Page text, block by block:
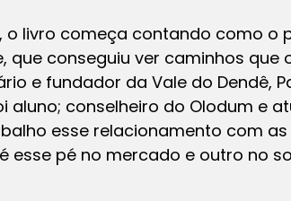
o livro começa contando como o
que conseguiu ver caminhos
e fundador da Vale do Dendê,
aluno; conselheiro do Olodum e
esse relacionamento com
esse pé no mercado e outro no